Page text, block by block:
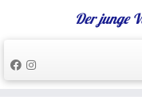
Der junge